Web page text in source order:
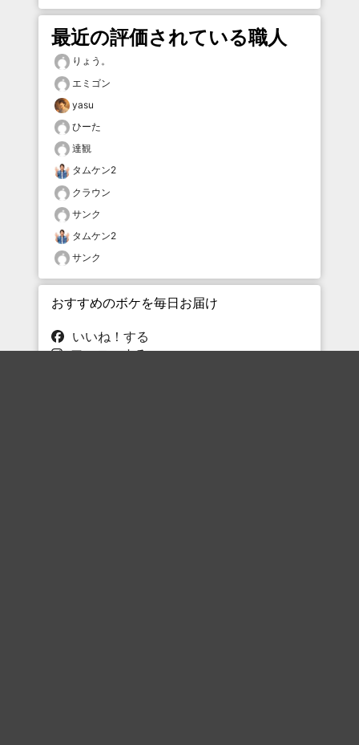
最近の評価されている職人
りょう。
エミゴン
yasu
ひーた
達観
タムケン2
クラウン
サンク
タムケン2
サンク
おすすめのボケを毎日お届け
いいね！する
フォローする